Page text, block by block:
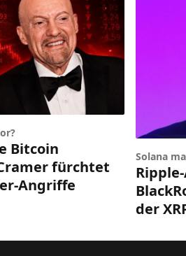
Bitcoin
fürchtet
Angriffe
Solana
der